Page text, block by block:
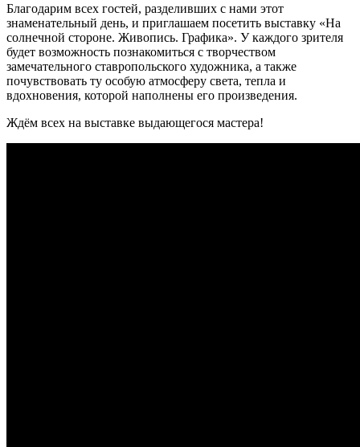
Благодарим всех гостей, разделивших с нами этот
знаменательный день, и приглашаем посетить выставку «На
солнечной стороне. Живопись. Графика». У каждого зрителя
будет возможность познакомиться с творчеством
замечательного ставропольского художника, а также
почувствовать ту особую атмосферу света, тепла и
вдохновения, которой наполнены его произведения.
Ждём всех на выставке выдающегося мастера!